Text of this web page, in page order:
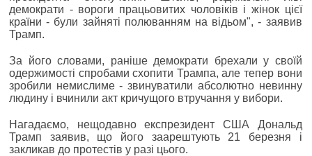
демократи - вороги працьовитих чоловіків і жінок цієї
країни - були зайняті полюванням на відьом", - заявив
Трамп.
За його словами, раніше демократи брехали у своїй
одержимості спробами схопити Трампа, але тепер вони
зробили немислиме - звинуватили абсолютно невинну
людину і вчинили акт кричущого втручання у вибори.
Нагадаємо, нещодавно експрезидент США Дональд
Трамп заявив, що його заарештують 21 березня і
закликав до протестів у разі цього.